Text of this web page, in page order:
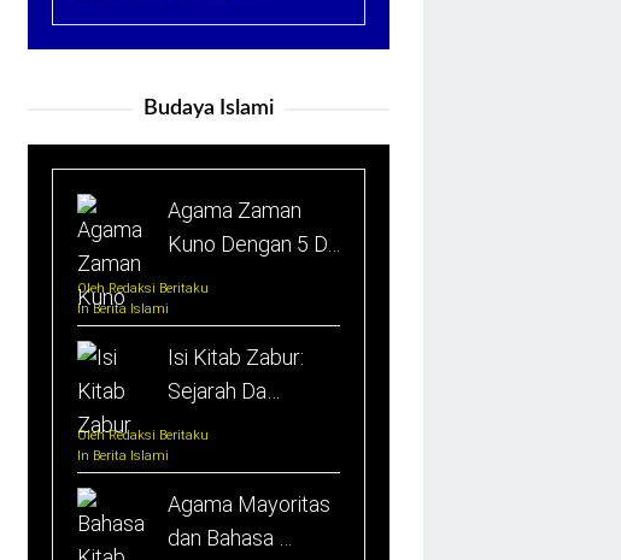
Budaya Islami
Agama Zaman
Kuno Dengan 5 D…
Oleh Redaksi Beritaku
In Berita Islami
Isi Kitab Zabur:
Sejarah Da…
Oleh Redaksi Beritaku
In Berita Islami
Agama Mayoritas
dan Bahasa …